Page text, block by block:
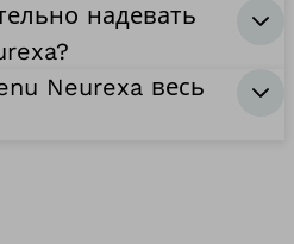
надевать
Neurexa весь